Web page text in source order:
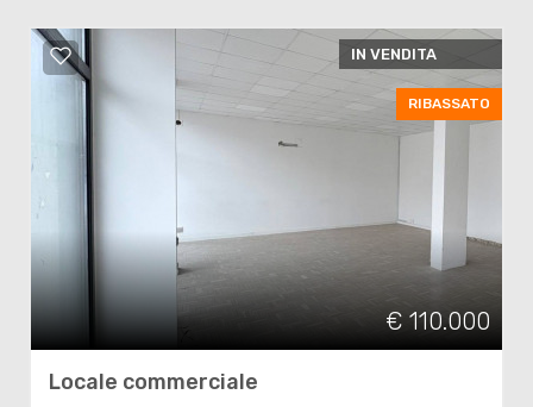
IN VENDITA
RIBASSATO
€ 110.000
Locale commerciale